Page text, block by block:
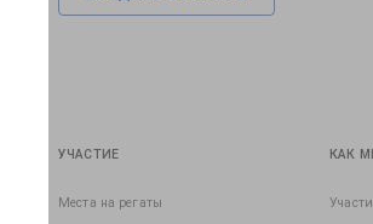
УЧАСТИЕ
Места на регаты
КАК